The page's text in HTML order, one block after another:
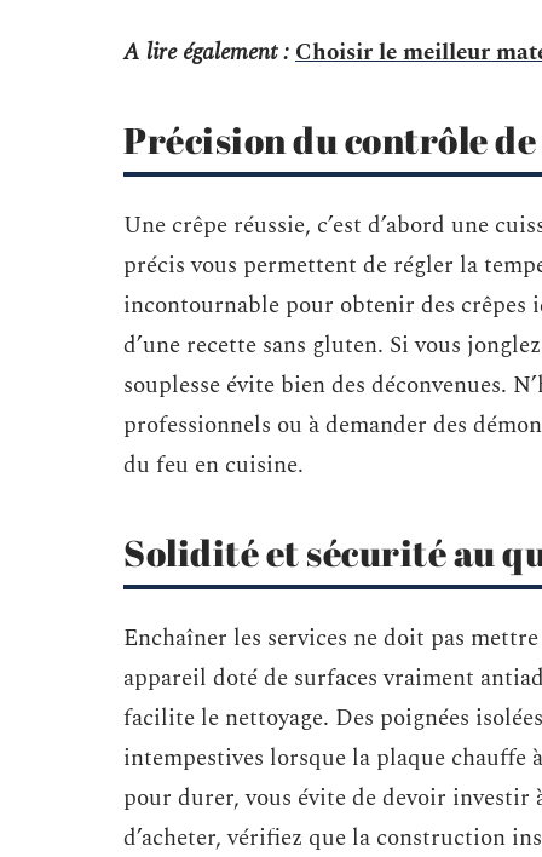
A lire également :Choisir le meilleur
Précision du contrôle
Une crêpe réussie, c’est d’abord une
précis vous permettent de régler la
incontournable pour obtenir des crêpes
d’une recette sans gluten. Si vous
souplesse évite bien des déconvenues.
professionnels ou à demander des
du feu en cuisine.
Solidité et sécurité au
Enchaîner les services ne doit pas
appareil doté de surfaces vraiment
facilite le nettoyage. Des poignées
intempestives lorsque la plaque chauffe
pour durer, vous évite de devoir investir
d’acheter, vérifiez que la construction